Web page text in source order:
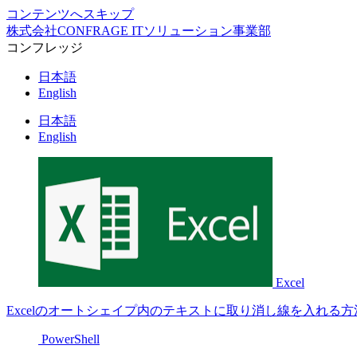
コンテンツへスキップ
株式会社CONFRAGE ITソリューション事業部
コンフレッジ
日本語
English
日本語
English
Excel
Excelのオートシェイプ内のテキストに取り消し線を入れる方
PowerShell